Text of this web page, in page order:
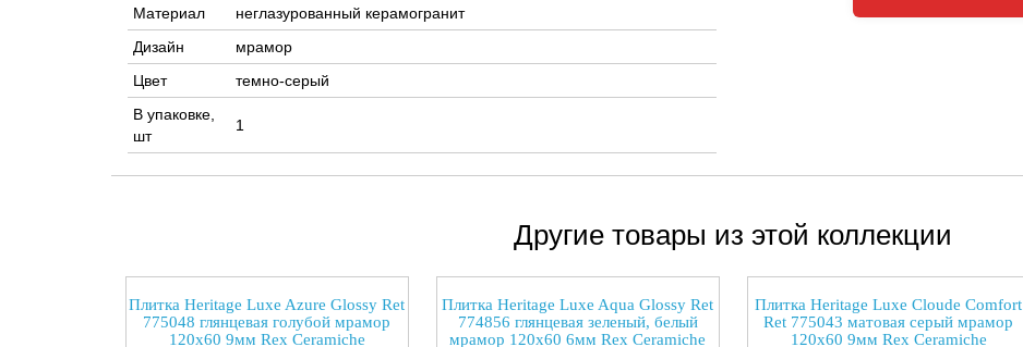
Материал
неглазурованный керамогранит
Дизайн
мрамор
Цвет
темно-серый
В упаковке,
шт
1
Другие товары из этой коллекции
Плитка Heritage Luxe Azure Glossy Ret
775048 глянцевая голубой мрамор
120x60 9мм Rex Ceramiche
Плитка Heritage Luxe Aqua Glossy Ret
774856 глянцевая зеленый, белый
мрамор 120x60 6мм Rex Ceramiche
Плитка Heritage Luxe Cloude Comfort
Ret 775043 матовая серый мрамор
120x60 9мм Rex Ceramiche